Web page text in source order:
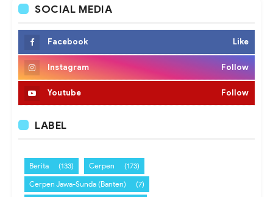
SOCIAL MEDIA
Facebook Like
Instagram Follow
Youtube Follow
LABEL
Berita (133) Cerpen
(173)
Cerpen Jawa-Sunda (Banten)
(7)